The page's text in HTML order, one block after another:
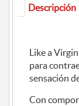
Descripción
Like a
para
sensación
Con